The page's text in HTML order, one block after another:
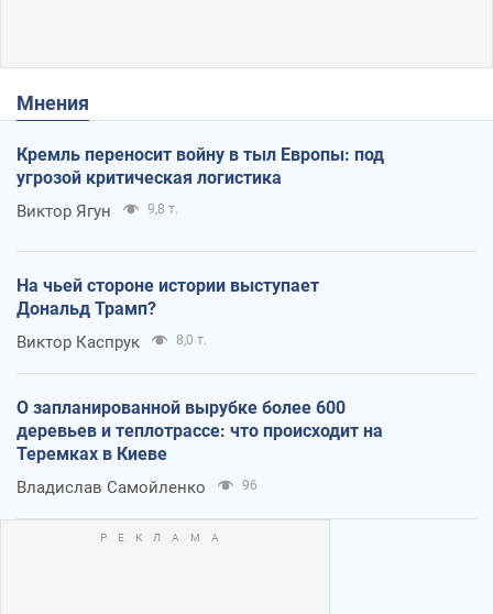
Мнения
Кремль переносит войну в тыл Европы: под
угрозой критическая логистика
Виктор Ягун 9,8 т.
На чьей стороне истории выступает
Дональд Трамп?
Виктор Каспрук 8,0 т.
О запланированной вырубке более 600
деревьев и теплотрассе: что происходит на
Теремках в Киеве
Владислав Самойленко 96